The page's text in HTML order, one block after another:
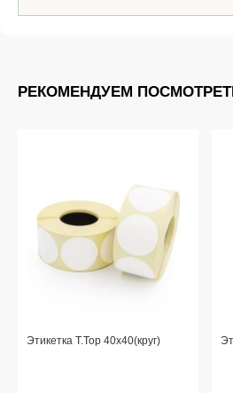
РЕКОМЕНДУЕМ
Этикетка T.Top 40x40(круг)